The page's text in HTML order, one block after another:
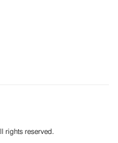
rights reserved.